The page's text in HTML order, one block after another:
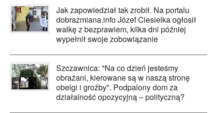
Jak zapowiedział tak zrobił. Na portalu
dobrazmiana.info Józef Ciesielka ogłosił
walkę z bezprawiem, kilka dni później
wypełnił swoje zobowiązanie
Szczawnica: "Na co dzień jesteśmy
obrażani, kierowane są w naszą stronę
obelgi i groźby". Podpalony dom za
działalność opozycyjną – polityczną?